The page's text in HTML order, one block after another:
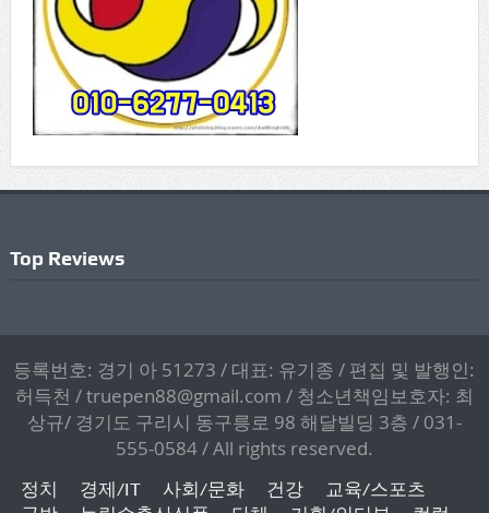
Top Reviews
등록번호: 경기 아 51273 / 대표: 유기종 / 편집 및 발행인:
허득천 / truepen88@gmail.com / 청소년책임보호자: 최
상규/ 경기도 구리시 동구릉로 98 해달빌딩 3층 / 031-
555-0584 / All rights reserved.
정치 경제/IT 사회/문화 건강
교육/스포츠